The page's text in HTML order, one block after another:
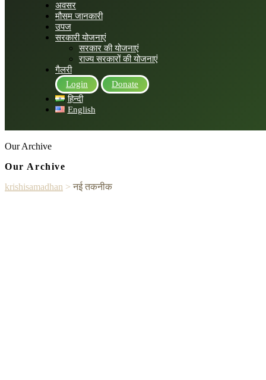
अवसर
मौसम जानकारी
उपज
सरकारी योजनाएं
सरकार की योजनाएं
राज्य सरकारों की योजनाएं
गैलरी
Login
Donate
हिन्दी
English
Our Archive
Our Archive
krishisamadhan > नई तकनीक